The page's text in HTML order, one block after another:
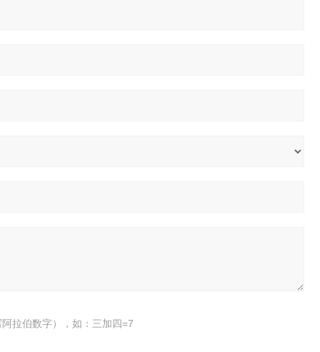
拉伯数字），如：三加四=7